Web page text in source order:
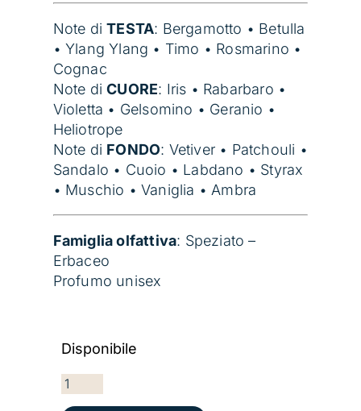
Note diTESTA: Bergamotto • Betulla
• Ylang Ylang • Timo • Rosmarino •
Cognac
Note diCUORE: Iris • Rabarbaro •
Violetta • Gelsomino • Geranio •
Heliotrope
Note di FONDO: Vetiver • Patchouli •
Sandalo • Cuoio • Labdano • Styrax
• Muschio • Vaniglia • Ambra
Famiglia olfattiva: Speziato –
Erbaceo
Profumo unisex
Disponibile
PERCEPTION QUANTITÀ